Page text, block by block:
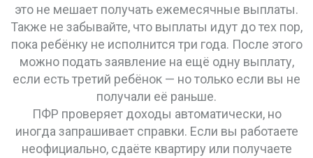
это не мешает получать ежемесячные выплаты.
Также не забывайте, что выплаты идут до тех пор,
пока ребёнку не исполнится три года. После этого
можно подать заявление на ещё одну выплату,
если есть третий ребёнок — но только если вы не
получали её раньше.
ПФР проверяет доходы автоматически, но
иногда запрашивает справки. Если вы работаете
неофициально, сдаёте квартиру или получаете